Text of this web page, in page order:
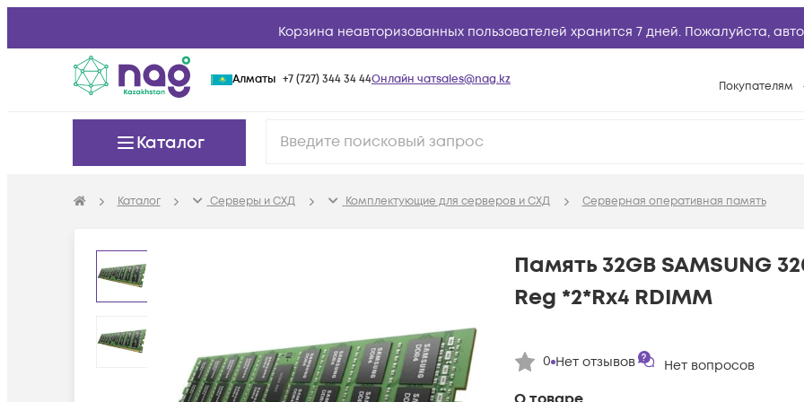
Корзина неавторизованных пользователей хранится 7 дней. Пожалуйста,
Алматы +7 (727) 344 34 44Онлайн чатsales@nag.kz Покупателям
Возврат товара
Техническая
Каталог
Каталог Серверы и СХД Комплектующие для серверов и СХД Серверная оперативная память
Память 32GB SAMSUNG
Reg *2*Rx4 RDIMM
0 Нет отзывов Нет вопросов